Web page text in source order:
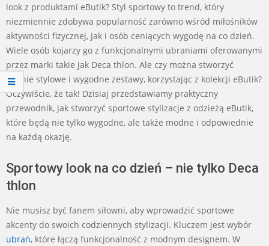
look z produktami eButik? Styl sportowy to trend, który
niezmiennie zdobywa popularność zarówno wśród miłośników
aktywności fizycznej, jak i osób ceniących wygodę na co dzień.
Wiele osób kojarzy go z funkcjonalnymi ubraniami oferowanymi
przez marki takie jak Deca thlon. Ale czy można stworzyć
równie stylowe i wygodne zestawy, korzystając z kolekcji eButik?
Oczywiście, że tak! Dzisiaj przedstawiamy praktyczny
przewodnik, jak stworzyć sportowe stylizacje z odzieżą eButik,
które będą nie tylko wygodne, ale także modne i odpowiednie
na każdą okazję.
Sportowy look na co dzień – nie tylko Deca
thlon
Nie musisz być fanem siłowni, aby wprowadzić sportowe
akcenty do swoich codziennych stylizacji. Kluczem jest wybór
ubrań, które łączą funkcjonalność z modnym designem. W